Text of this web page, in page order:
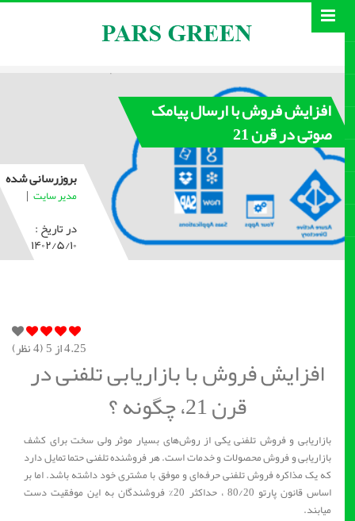
افزایش فروش با ارسال پیامک
صوتی در قرن 21
بروزرسانی شده
مدیر سایت |
در تاریخ :
۱۴۰۲/۵/۱۰
4.25از 5 ( 4نظر)
افزایش فروش با بازاریابی تلفنی در
قرن 21، چگونه ؟
بازاریابی و فروش تلفنی یکی از روش‌های بسیار موثر ولی سخت برای کشف
بازاریابی و فروش محصولات و خدمات است. هر فروشنده تلفنی حتما تمایل دارد
که یک مذاکره فروش تلفنی حرفه‌ای و موفق با مشتری خود داشته باشد. اما بر
اساس قانون پارتو 80/20 ، حداکثر 20% فروشندگان به این موفقیت دست
میابند.